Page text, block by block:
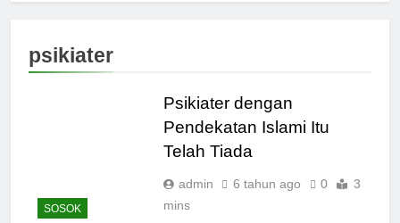
psikiater
SOSOK
Psikiater dengan
Pendekatan Islami Itu
Telah Tiada
admin 6 tahun ago 0
3
mins